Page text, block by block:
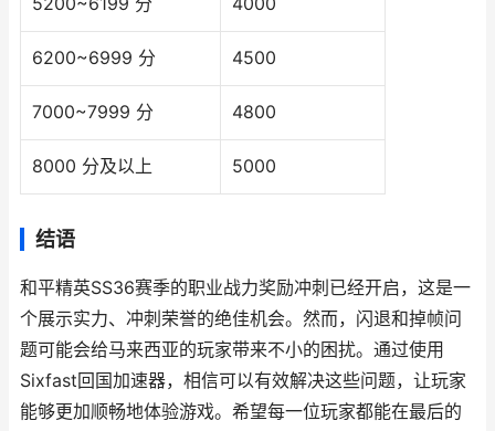
6200~6999 分 4500
7000~7999 分 4800
8000 分及以上 5000
结语
和平精英SS36赛季的职业战力奖励冲刺已经开启，这是一
个展示实力、冲刺荣誉的绝佳机会。然而，闪退和掉帧问
题可能会给马来西亚的玩家带来不小的困扰。通过使用
Sixfast回国加速器，相信可以有效解决这些问题，让玩家
能够更加顺畅地体验游戏。希望每一位玩家都能在最后的